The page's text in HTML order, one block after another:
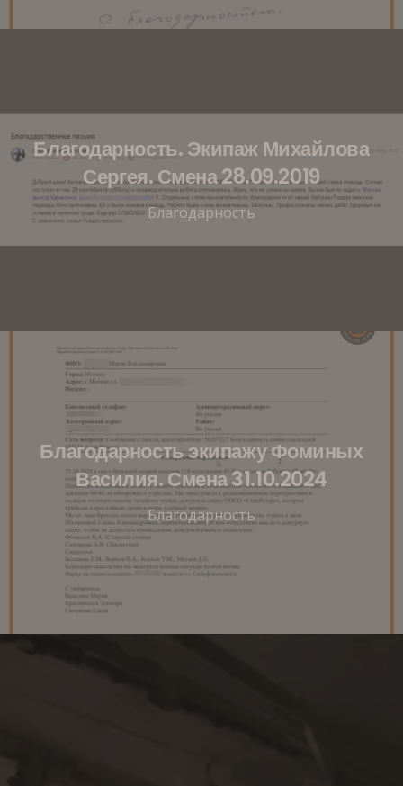
Благодарность. Экипаж Михайлова
Сергея. Смена 28.09.2019
Благодарность
Благодарность экипажу Фоминых
Василия. Смена 31.10.2024
Благодарность